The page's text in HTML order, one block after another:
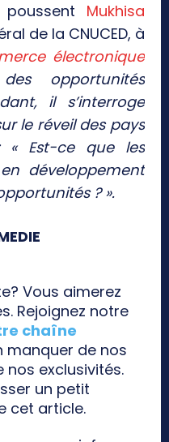
Mukhisa
de la CNUCED, à
électronique
opportunités
il s’interroge
le réveil des pays
« Est-ce que les
développement
? ».
Vous aimerez
Rejoignez notre
chaîne
manquer de nos
exclusivités.
un petit
cet article.